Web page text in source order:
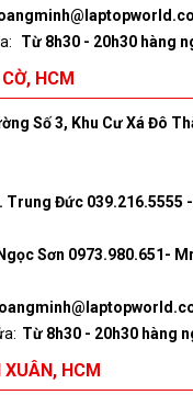
Từ 8h30 - 20h30 hàng
HCM
Số 3, Khu Cư Xá Đô
Trung Đức 039.216.5555
Sơn 0973.980.651-
Từ 8h30 - 20h30 hàng
XUÂN, HCM